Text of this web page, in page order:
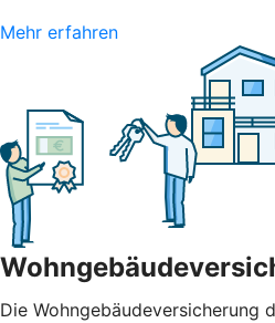
Mehr erfahren
Die Wohngebäudeversicherung